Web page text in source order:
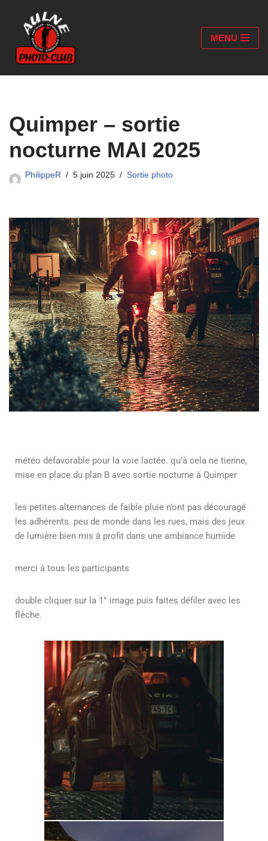
Aller
au
contenu
MENU
Quimper – sortie
nocturne MAI 2025
PhilippeR 5 juin 2025 Sortie photo
météo défavorable pour la voie lactée. qu’à cela ne tienne,
mise en place du plan B avec sortie nocturne à Quimper
les petites alternances de faible pluie n’ont pas découragé
les adhérents. peu de monde dans les rues, mais des jeux
de lumière bien mis à profit dans une ambiance humide
merci à tous les participants
double cliquer sur la 1° image puis faites défiler avec les
flèche.